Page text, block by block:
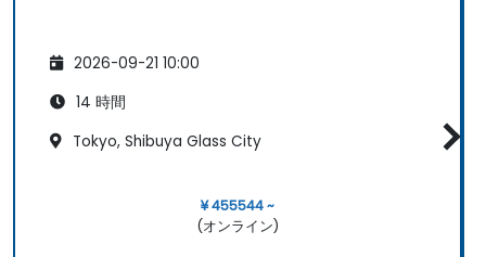
2026-09-21 10:00
14 時間
Tokyo, Shibuya Glass City
¥ 455544 ~
(オンライン)